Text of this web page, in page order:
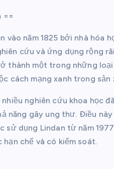
==
vào năm 1825 bởi nhà hóa
cứu và ứng dụng rộng
thành một trong những
cách mạng xanh trong
nghiên cứu khoa học
năng gây ung thư. Điều
sử dụng Lindan từ năm
chế và có kiểm soát.